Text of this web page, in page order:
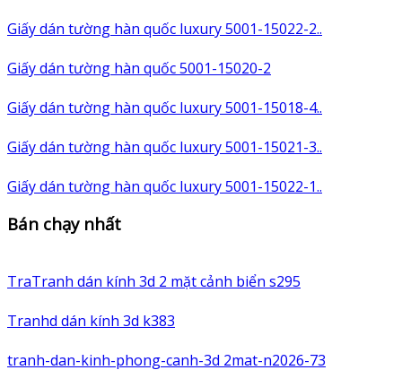
Giấy dán tường hàn quốc luxury 5001-15022-2..
Giấy dán tường hàn quốc 5001-15020-2
Giấy dán tường hàn quốc luxury 5001-15018-4..
Giấy dán tường hàn quốc luxury 5001-15021-3..
Giấy dán tường hàn quốc luxury 5001-15022-1..
Bán chạy nhất
TraTranh dán kính 3d 2 mặt cảnh biển s295
Tranhd dán kính 3d k383
tranh-dan-kinh-phong-canh-3d 2mat-n2026-73